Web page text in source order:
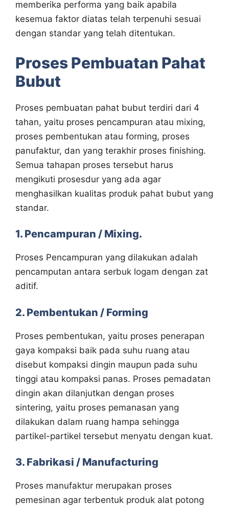
memberika performa yang baik apabila
kesemua faktor diatas telah terpenuhi sesuai
dengan standar yang telah ditentukan.
Proses Pembuatan Pahat
Bubut
Proses pembuatan pahat bubut terdiri dari 4
tahan, yaitu proses pencampuran atau mixing,
proses pembentukan atau forming, proses
panufaktur, dan yang terakhir proses finishing.
Semua tahapan proses tersebut harus
mengikuti prosesdur yang ada agar
menghasilkan kualitas produk pahat bubut yang
standar.
1. Pencampuran / Mixing.
Proses Pencampuran yang dilakukan adalah
pencamputan antara serbuk logam dengan zat
aditif.
2. Pembentukan / Forming
Proses pembentukan, yaitu proses penerapan
gaya kompaksi baik pada suhu ruang atau
disebut kompaksi dingin maupun pada suhu
tinggi atau kompaksi panas. Proses pemadatan
dingin akan dilanjutkan dengan proses
sintering, yaitu proses pemanasan yang
dilakukan dalam ruang hampa sehingga
partikel-partikel tersebut menyatu dengan kuat.
3. Fabrikasi / Manufacturing
Proses manufaktur merupakan proses
pemesinan agar terbentuk produk alat potong